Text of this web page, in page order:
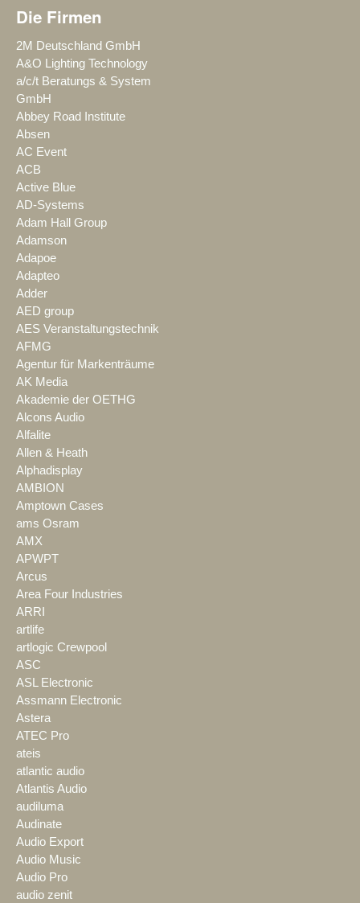
Die Firmen
2M Deutschland GmbH
A&O Lighting Technology
a/c/t Beratungs & System
GmbH
Abbey Road Institute
Absen
AC Event
ACB
Active Blue
AD-Systems
Adam Hall Group
Adamson
Adapoe
Adapteo
Adder
AED group
AES Veranstaltungstechnik
AFMG
Agentur für Markenträume
AK Media
Akademie der OETHG
Alcons Audio
Alfalite
Allen & Heath
Alphadisplay
AMBION
Amptown Cases
ams Osram
AMX
APWPT
Arcus
Area Four Industries
ARRI
artlife
artlogic Crewpool
ASC
ASL Electronic
Assmann Electronic
Astera
ATEC Pro
ateis
atlantic audio
Atlantis Audio
audiluma
Audinate
Audio Export
Audio Music
Audio Pro
audio zenit